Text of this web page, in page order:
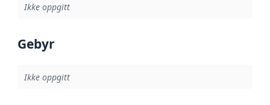
Ikke oppgitt
Gebyr
Ikke oppgitt